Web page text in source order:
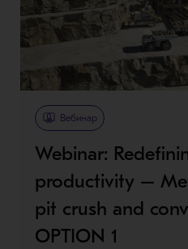
Metso Plus
Вебинар
Webinar:
productivity –
pit crush and
OPTION 1